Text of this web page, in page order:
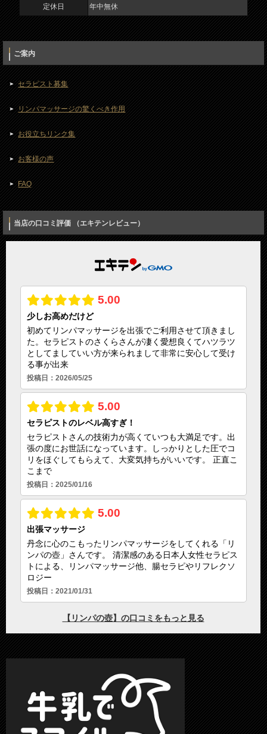
定休日 年中無休
ご案内
セラピスト募集
リンパマッサージの驚くべき作用
お役立ちリンク集
お客様の声
FAQ
当店の口コミ評価 （エキテンレビュー）